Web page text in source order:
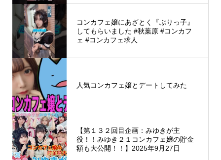
コンカフェ嬢にあざとく『ぶりっ子』
してもらいました #秋葉原 #コンカフ
ェ #コンカフェ求人
人気コンカフェ嬢とデートしてみた
【第１３２回目企画：みゆきが主
役！！みゆき２１コンカフェ嬢の貯金
額も大公開！！】2025年9月27日